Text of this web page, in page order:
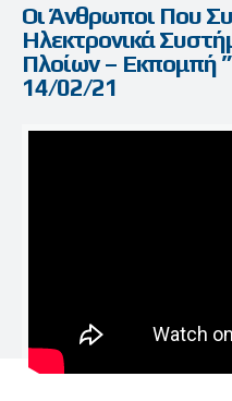
Οι Άνθρωποι Που
Ηλεκτρονικά
Πλοίων – Εκπομπή
14/02/21